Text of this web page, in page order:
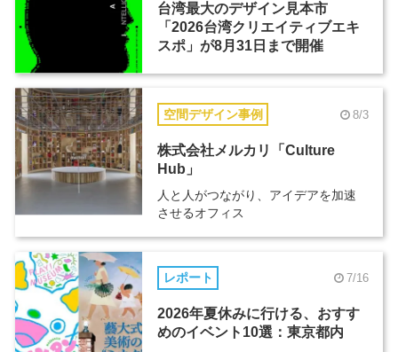
台湾最大のデザイン見本市
「2026台湾クリエイティブエキ
スポ」が8月31日まで開催
空間デザイン事例 8/3
株式会社メルカリ「Culture
Hub」
人と人がつながり、アイデアを加速
させるオフィス
レポート 7/16
2026年夏休みに行ける、おすす
めのイベント10選：東京都内